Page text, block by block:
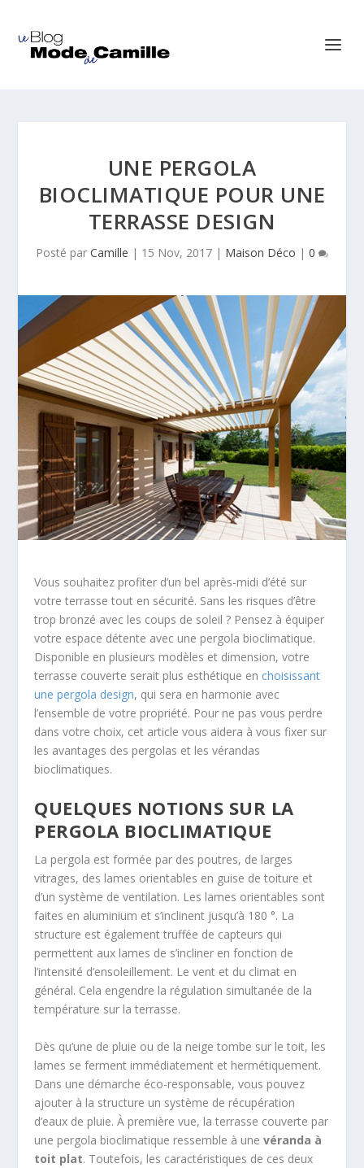
UNE PERGOLA
BIOCLIMATIQUE POUR UNE
TERRASSE DESIGN
Posté par Camille | 15 Nov, 2017 | Maison Déco | 0
Vous souhaitez profiter d’un bel après-midi d’été sur
votre terrasse tout en sécurité. Sans les risques d’être
trop bronzé avec les coups de soleil ? Pensez à équiper
votre espace détente avec une pergola bioclimatique.
Disponible en plusieurs modèles et dimension, votre
terrasse couverte serait plus esthétique en choisissant
une pergola design, qui sera en harmonie avec
l’ensemble de votre propriété. Pour ne pas vous perdre
dans votre choix, cet article vous aidera à vous fixer sur
les avantages des pergolas et les vérandas
bioclimatiques.
QUELQUES NOTIONS SUR LA
PERGOLA BIOCLIMATIQUE
La pergola est formée par des poutres, de larges
vitrages, des lames orientables en guise de toiture et
d’un système de ventilation. Les lames orientables sont
faites en aluminium et s’inclinent jusqu’à 180 °. La
structure est également truffée de capteurs qui
permettent aux lames de s’incliner en fonction de
l’intensité d’ensoleillement. Le vent et du climat en
général. Cela engendre la régulation simultanée de la
température sur la terrasse.
Dès qu’une de pluie ou de la neige tombe sur le toit, les
lames se ferment immédiatement et hermétiquement.
Dans une démarche éco-responsable, vous pouvez
ajouter à la structure un système de récupération
d’eaux de pluie. À première vue, la terrasse couverte par
une pergola bioclimatique ressemble à unevéranda à
toit plat. Toutefois, les caractéristiques de ces deux